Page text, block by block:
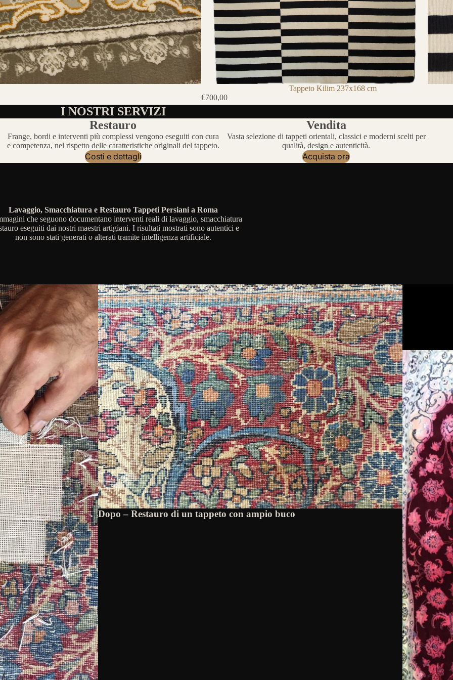
Tappeto Kilim 237x168 cm
€700,00
I NOSTRI SERVIZI
Restauro
Frange, bordi e interventi più complessi vengono eseguiti con cura
e competenza, nel rispetto delle caratteristiche originali del tappeto.
Costi e dettagli
Vendita
Vasta selezione di tappeti orientali, classici e moderni scelti per
qualità, design e autenticità.
Acquista ora
Lavaggio, Smacchiatura e Restauro Tappeti Persiani a Roma
che seguono documentano interventi reali di lavaggio, smacchiatura
eseguiti dai nostri maestri artigiani. I risultati mostrati sono autentici e
non sono stati generati o alterati tramite intelligenza artificiale.
Dopo – Restauro di un tappeto con ampio buco